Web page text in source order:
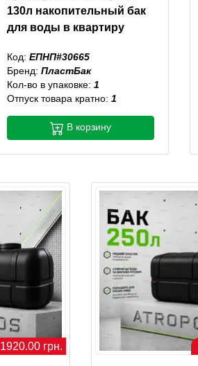
130л накопительный бак
для воды в квартиру
Код: ЕПНП#30665
Бренд: ПластБак
Кол-во в упаковке: 1
Отпуск товара кратно: 1
В корзину
1920.00 грн.